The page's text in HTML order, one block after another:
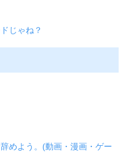
じゃね？
めよう。(動画・漫画・ゲー